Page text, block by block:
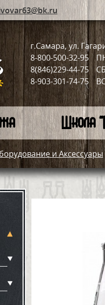
г.Самара, ул.
8-800-500-32-95
8(846)229-44-75
8-903-301-74-75
Школа
и Аксессуары